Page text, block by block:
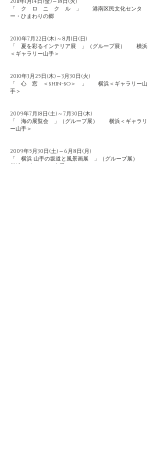
「 ク ロ ニ ク ル 」 港南区民文化センタ
ー・ひまわりの郷
2010年7月22日(木)～8月1日(日)
「 夏を彩るインテリア展 」（グループ展） 横浜
＜ギャラリー山手＞
2010年3月25日(木)～3月30日(火)
「 心 窓 ＜shin-so＞ 」 横浜＜ギャラリー山
手＞
2009年7月18日(土)～7月30日(木)
「 海の展覧会 」（グループ展） 横浜＜ギャラリ
ー山手＞
2009年5月30日(土)～6月8日(月)
「 横浜 山手の坂道と風景画展 」（グループ展）
横浜＜ギャラリー山手＞